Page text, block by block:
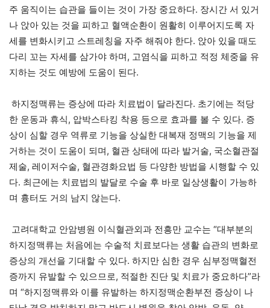
주 움직이는 습관을 들이는 것이 가장 중요하다. 장시간 서 있거
나 앉아 있는 것을 피하고 혈액순환이 원활히 이루어지도록 자
세를 변화시키고 스트레칭을 자주 해줘야 한다. 앉아 있을 때도
다리 꼬는 자세를 삼가야 하며, 고염식을 피하고 적정 체중을 유
지하는 것도 예방에 도움이 된다.
하지정맥류는 증상에 따라 치료법이 달라진다. 초기에는 적당
한 운동과 휴식, 압박스타킹 착용 등으로 효과를 볼 수 있다. 증
상이 심할 경우 역류로 기능을 상실한 대복재 정맥의 기능을 제
거하는 것이 도움이 되며, 혈관 상태에 따라 발거술, 국소혈관절
제술, 레이저수술, 혈관경화요법 등 다양한 방법을 시행할 수 있
다. 최근에는 치료법의 발달로 수술 후 바로 일상생활이 가능하
며 흉터도 거의 남지 않는다.
고려대학교 안암병원 이식혈관외과 전흥만 교수는 “대부분의
하지정맥류는 처음에는 수술적 치료보다는 생활 습관의 변화로
증상의 개선을 기대할 수 있다. 하지만 심한 경우 심부정맥혈전
증까지 유발할 수 있으므로, 적절한 진단 및 치료가 중요하다”라
며 “하지정맥류와 이를 유발하는 하지정맥순환부전 증상이 나